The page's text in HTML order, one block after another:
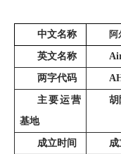
中文名称 阿
英文名称
两字代码
主要运营
基地
胡
成立时间 成